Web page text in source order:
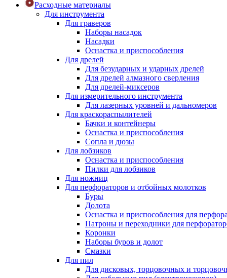
Расходные материалы
Для инструмента
Для граверов
Наборы насадок
Насадки
Оснастка и приспособления
Для дрелей
Для безударных и ударных дрелей
Для дрелей алмазного сверления
Для дрелей-миксеров
Для измерительного инструмента
Для лазерных уровней и дальномеров
Для краскораспылителей
Бачки и контейнеры
Оснастка и приспособления
Сопла и дюзы
Для лобзиков
Оснастка и приспособления
Пилки для лобзиков
Для ножниц
Для перфораторов и отбойных молотков
Буры
Долота
Оснастка и приспособления для
Патроны и переходники для
Коронки
Наборы буров и долот
Смазки
Для пил
Для дисковых, торцовочных и